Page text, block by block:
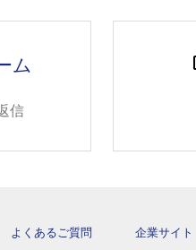
ム
信
よくあるご質問 企業サイト